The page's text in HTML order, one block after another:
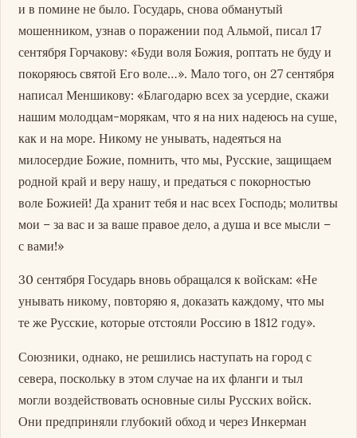
и в помине не было. Государь, снова обманутый
мошенником, узнав о поражении под Альмой, писал 17
сентября Горчакову: «Буди воля Божия, роптать не буду и
покоряюсь святой Его воле…». Мало того, он 27 сентября
написал Меншикову: «Благодарю всех за усердие, скажи
нашим молодцам-морякам, что я на них надеюсь на суше,
как и на море. Никому не унывать, надеяться на
милосердие Божие, помнить, что мы, Русские, защищаем
родной край и веру нашу, и предаться с покорностью
воле Божией! Да хранит тебя и нас всех Господь; молитвы
мои – за вас и за ваше правое дело, а душа и все мысли –
с вами!»
30 сентября Государь вновь обращался к войскам: «Не
унывать никому, повторяю я, доказать каждому, что мы
те же Русские, которые отстояли Россию в 1812 году».
Союзники, однако, не решились наступать на город с
севера, поскольку в этом случае на их фланги и тыл
могли воздействовать основные силы Русских войск.
Они предприняли глубокий обход и через Инкерман